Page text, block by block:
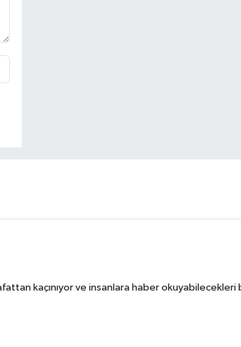
kaçınıyor ve insanlara haber okuyabilecekleri